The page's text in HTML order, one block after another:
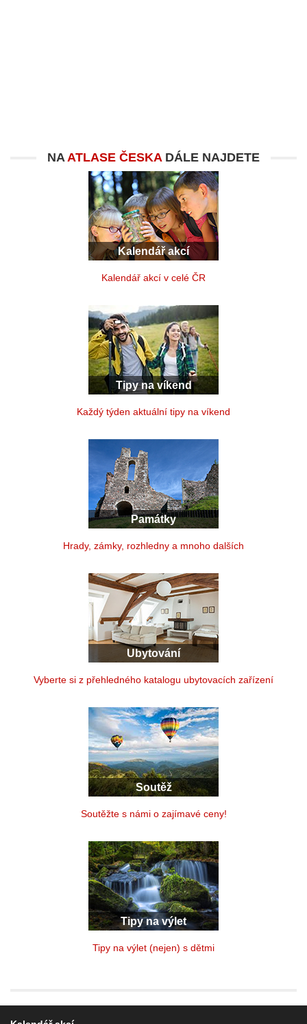
NAATLASE ČESKADÁLE NAJDETE
Kalendář akcí
Kalendář akcí v celé ČR
Tipy na víkend
Každý týden aktuální tipy na víkend
Památky
Hrady, zámky, rozhledny a mnoho dalších
Ubytování
Vyberte si z přehledného katalogu ubytovacích zařízení
Soutěž
Soutěžte s námi o zajímavé ceny!
Tipy na výlet
Tipy na výlet (nejen) s dětmi